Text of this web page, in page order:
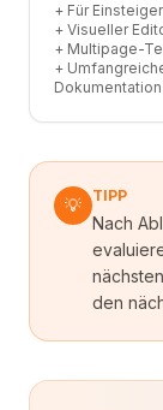
+ Für
+ Visueller
+ Multipage-
+
Dokumentation
💡 TIPP
Nach
den